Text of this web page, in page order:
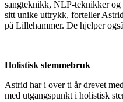
sangteknikk, NLP-teknikker og
sitt unike uttrykk, forteller
på Lillehammer. De hjelper
Holistisk stemmebruk
Astrid har i over ti år drevet
med utgangspunkt i holistisk